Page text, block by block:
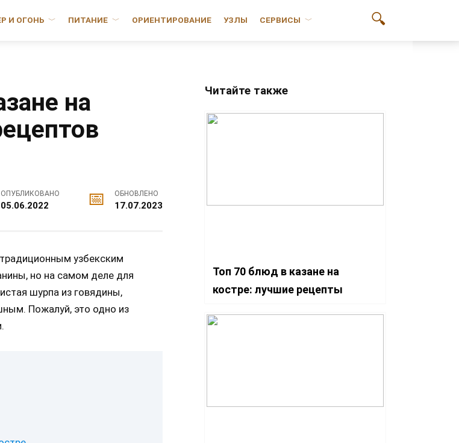
И ОГОНЬ ПИТАНИЕ ОРИЕНТИРОВАНИЕ УЗЛЫ СЕРВИСЫ
на
ОПУБЛИКОВАНО
05.06.2022
ОБНОВЛЕНО
17.07.2023
узбекским
но на самом деле для
шурпа из говядины,
Пожалуй, это одно из
Читайте также
Топ 70 блюд в казане на
костре: лучшие рецепты